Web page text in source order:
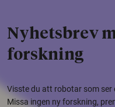
Nyhetsbrev
forskning
Visste du att robotar som ser
Missa ingen ny forskning,